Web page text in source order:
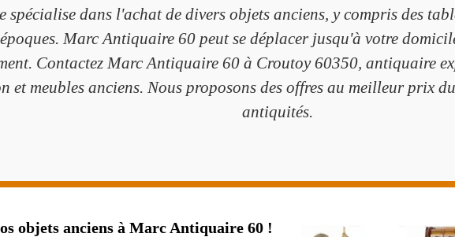
spécialise dans l'achat de divers objets anciens, y compris des
Marc Antiquaire 60 peut se déplacer jusqu'à votre
Contactez Marc Antiquaire 60 à Croutoy 60350, antiquaire
et meubles anciens. Nous proposons des offres au meilleur prix
antiquités.
objets anciens à Marc Antiquaire 60 !